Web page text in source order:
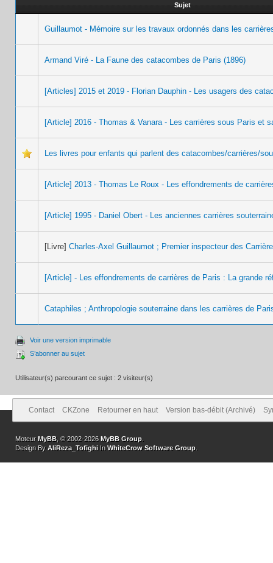
Sujet
Guillaumot - Mémoire sur les travaux ordonnés dans les
Armand Viré - La Faune des catacombes de Paris (1896)
[Articles] 2015 et 2019 - Florian Dauphin - Les usagers des
[Article] 2016 - Thomas & Vanara - Les carrières sous Paris et
Les livres pour enfants qui parlent des catacombes/carrières/
[Article] 2013 - Thomas Le Roux - Les effondrements de
[Article] 1995 - Daniel Obert - Les anciennes carrières
[Livre] Charles-Axel Guillaumot ; Premier inspecteur des
[Article] - Les effondrements de carrières de Paris : La grande
Cataphiles ; Anthropologie souterraine dans les carrières de
Voir une version imprimable
S’abonner au sujet
Utilisateur(s) parcourant ce sujet : 2 visiteur(s)
Contact CKZone Retourner en haut Version bas-débit (Archivé)
Moteur MyBB , © 2002-2026MyBB Group
Design By AliReza_Tofighi In WhiteCrow Software Group